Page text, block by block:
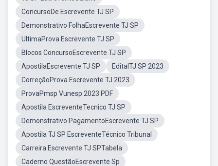
ConcursoDe Escrevente TJ SP
Demonstrativo FolhaEscrevente TJ SP
UltimaProva Escrevente TJ SP
Blocos ConcursoEscrevente TJ SP
ApostilaEscrevente TJ SP
EditalTJ SP 2023
CorreçãoProva Escrevente TJ 2023
ProvaPmsp Vunesp 2023 PDF
Apostila EscreventeTecnico TJ SP
Demonstrativo PagamentoEscrevente TJ SP
Apostila TJ SP EscreventeTécnico Tribunal
Carreira Escrevente TJ SPTabela
Caderno QuestãoEscrevente Sp